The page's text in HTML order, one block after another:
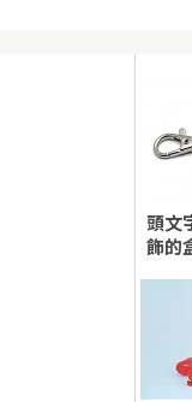
頭文
飾的